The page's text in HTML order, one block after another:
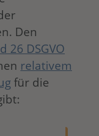
Den
26 DSGVO
relativem
für die